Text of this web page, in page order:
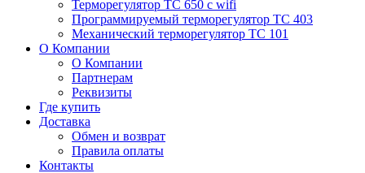
Терморегулятор ТС 650 с wifi
Программируемый терморегулятор ТС 403
Механический терморегулятор ТС 101
О Компании
О Компании
Партнерам
Реквизиты
Где купить
Доставка
Обмен и возврат
Правила оплаты
Контакты